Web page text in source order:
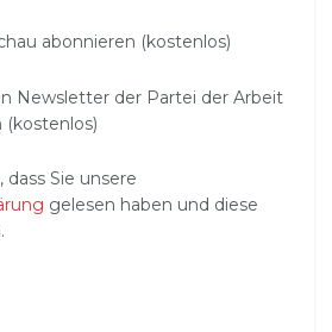
abonnieren (kostenlos)
Newsletter der Partei der Arbeit
(kostenlos)
Sie unsere
gelesen haben und diese